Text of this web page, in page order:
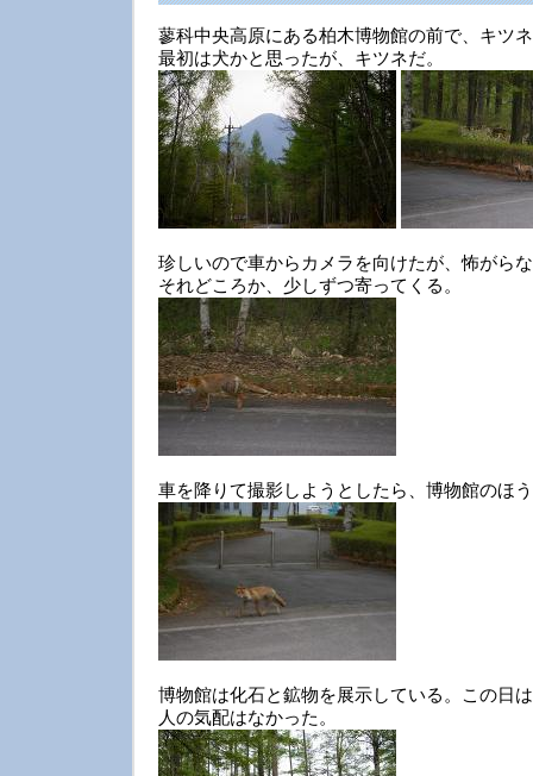
蓼科中央高原にある柏木博物館の前で、キツ
最初は犬かと思ったが、キツネだ。
珍しいので車からカメラを向けたが、怖がら
それどころか、少しずつ寄ってくる。
車を降りて撮影しようとしたら、博物館のほ
博物館は化石と鉱物を展示している。この日
人の気配はなかった。